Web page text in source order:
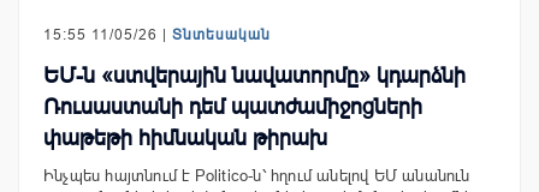
15:55 11/05/26 | Տնտեսական
ԵՄ-ն «ստվերային նավատորմը» կդարձնի
Ռուսաստանի դեմ պատժամիջոցների
փաթեթի հիմնական թիրախ
Ինչպես հայտնում է Politico-ն՝ հղում անելով ԵՄ անանուն